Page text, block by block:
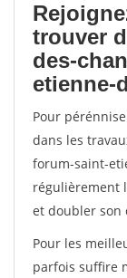
trouver
des-
etienne-
Pour
dans les
forum-saint-
régulièrement
et doubler son
Pour les
parfois suffire